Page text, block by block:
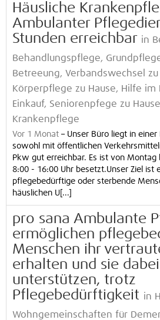
Häusliche
Ambulanter
Stunden erreichbar in
Behandlungspflege,
Betreeung, Verbandswechsel zu
Körperpflege zu Hause, Hilfe im
Einkauf, Seniorenpfege zu
Krankenpflege
Vor 1 Monat – Unser Büro liegt in
sowohl mit öffentlichen
Pkw gut erreichbar. Es ist von
8:00 - 16:00 Uhr besetzt.Unser Ziel ist
pflegebedürftige oder sterbende
häuslichen U[...]
pro sana Ambulante
ermöglichen
Menschen ihr
erhalten und sie
unterstützen, trotz
Pflegebedürftigkeit in
Wohngemeinschaften für